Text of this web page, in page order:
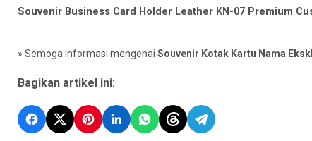
Souvenir Business Card Holder Leather KN-07 Premium
» Semoga informasi mengenai Souvenir Kotak Kartu Nama
Bagikan artikel ini: